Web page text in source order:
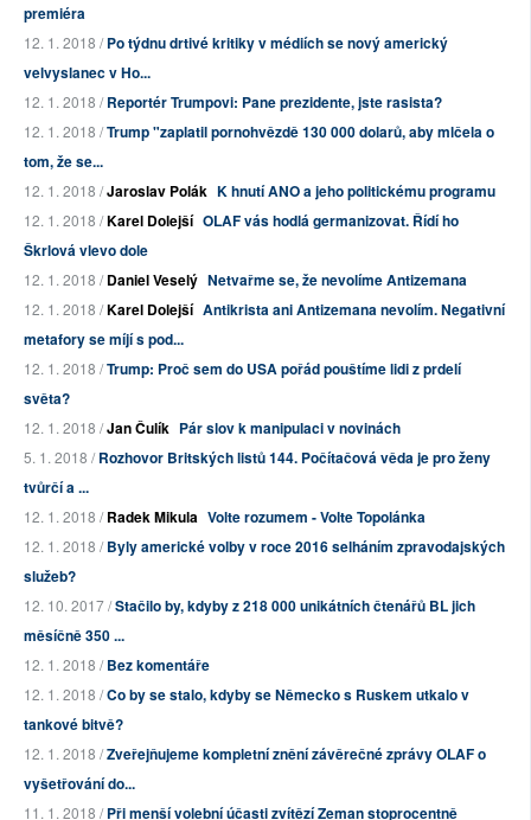
premiéra
12. 1. 2018 /Po týdnu drtivé kritiky v médiích se nový americký
velvyslanec v Ho...
12. 1. 2018 /Reportér Trumpovi: Pane prezidente, jste rasista?
12. 1. 2018 /Trump "zaplatil pornohvězdě 130 000 dolarů, aby mlčela o
tom, že se...
12. 1. 2018 /Jaroslav Polák K hnutí ANO a jeho politickému programu
12. 1. 2018 /Karel Dolejší OLAF vás hodlá germanizovat. Řídí ho
Škrlová vlevo dole
12. 1. 2018 /Daniel Veselý Netvařme se, že nevolíme Antizemana
12. 1. 2018 /Karel Dolejší Antikrista ani Antizemana nevolím. Negativní
metafory se míjí s pod...
12. 1. 2018 /Trump: Proč sem do USA pořád pouštíme lidi z prdelí
světa?
12. 1. 2018 /Jan Čulík Pár slov k manipulaci v novinách
5. 1. 2018 /Rozhovor Britských listů 144. Počítačová věda je pro ženy
tvůrčí a ...
12. 1. 2018 /Radek Mikula Volte rozumem - Volte Topolánka
12. 1. 2018 /Byly americké volby v roce 2016 selháním zpravodajských
služeb?
12. 10. 2017 /Stačilo by, kdyby z 218 000 unikátních čtenářů BL jich
měsíčně 350 ...
12. 1. 2018 /Bez komentáře
12. 1. 2018 /Co by se stalo, kdyby se Německo s Ruskem utkalo v
tankové bitvě?
12. 1. 2018 /Zveřejňujeme kompletní znění závěrečné zprávy OLAF o
vyšetřování do...
11. 1. 2018 /Při menší volební účasti zvítězí Zeman stoprocentně